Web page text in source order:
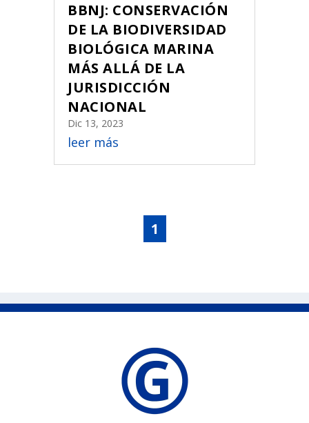
BBNJ: CONSERVACIÓN
DE LA BIODIVERSIDAD
BIOLÓGICA MARINA
MÁS ALLÁ DE LA
JURISDICCIÓN
NACIONAL
Dic 13, 2023
leer más
1